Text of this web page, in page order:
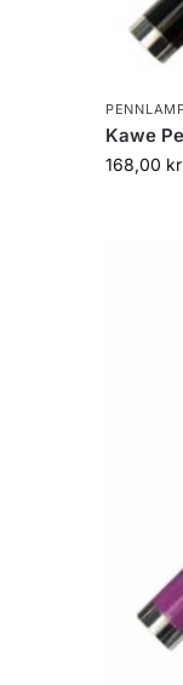
Kawe
168,00 kr